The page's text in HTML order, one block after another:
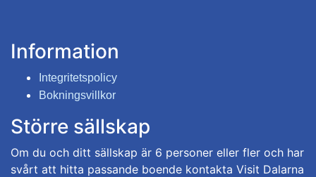
Information
Integritetspolicy
Bokningsvillkor
Större sällskap
Om du och ditt sällskap är 6 personer eller fler och har
svårt att hitta passande boende kontakta Visit Dalarna